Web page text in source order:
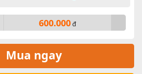
600.000đ
Mua ngay